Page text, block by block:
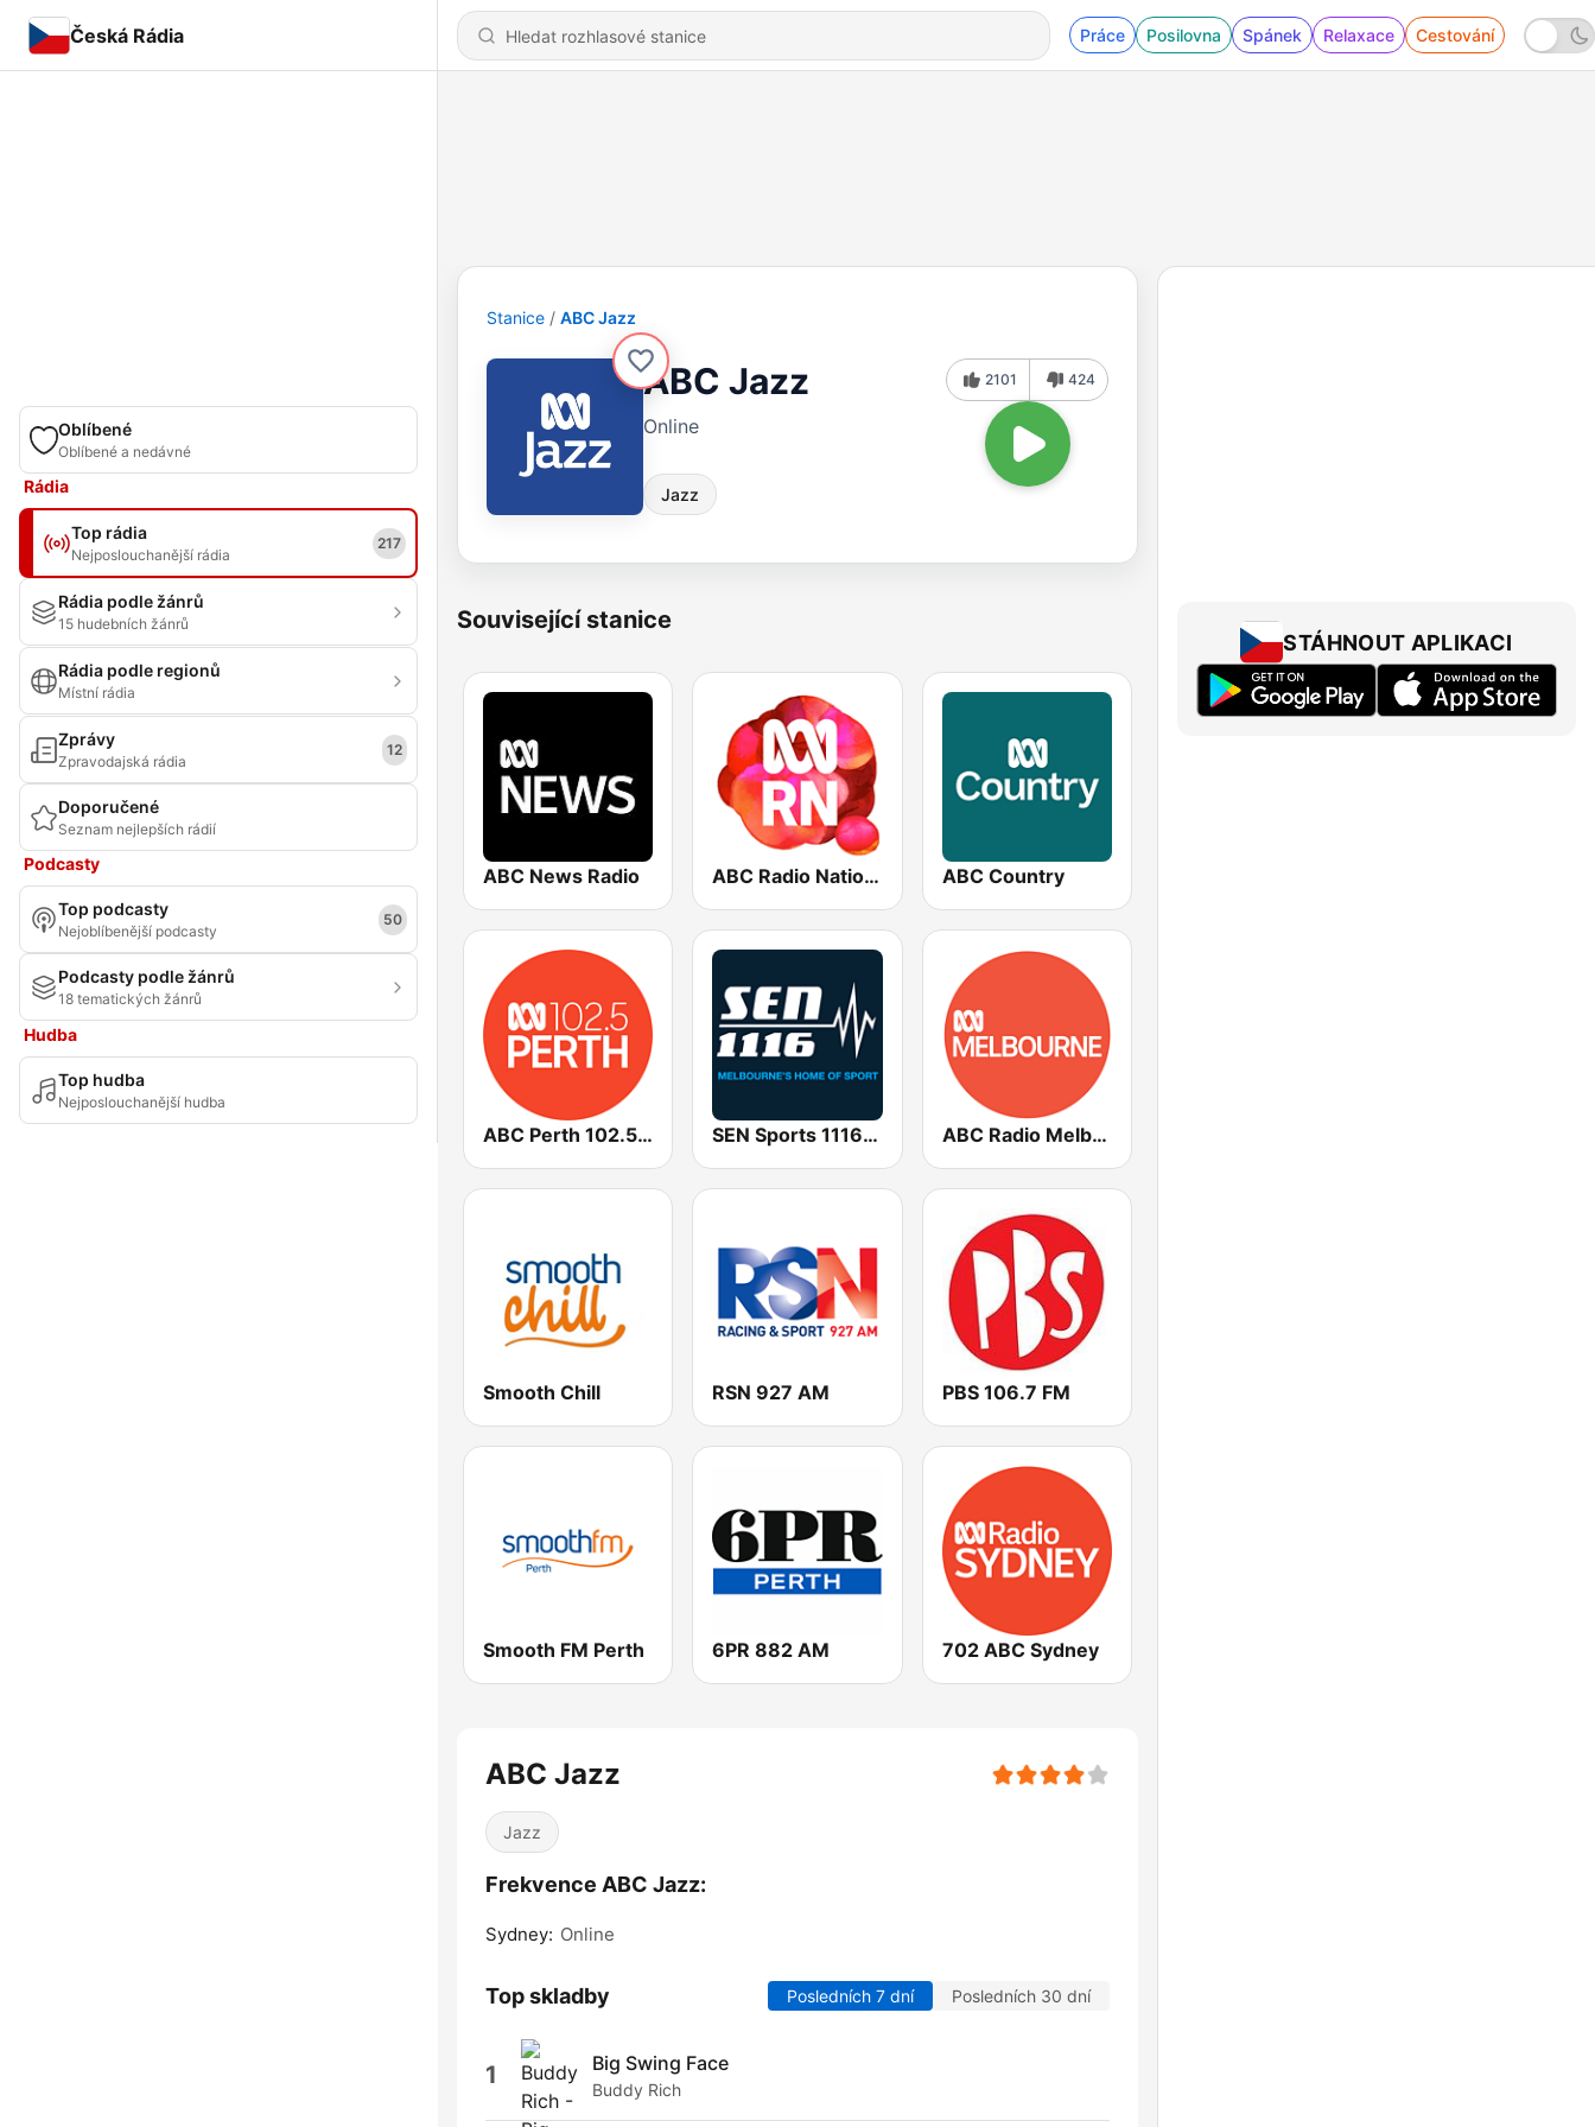
Česká Rádia Práce Posilovna Spánek Relaxace Cestování
Oblíbené
Oblíbené a nedávné
Rádia
Top rádia
Nejposlouchanější rádia
217
Rádia podle žánrů
15 hudebních žánrů
Rádia podle regionů
Místní rádia
Zprávy
Zpravodajská rádia
12
Doporučené
Seznam nejlepších rádií
Podcasty
Top podcasty
Nejoblíbenější podcasty
50
Podcasty podle žánrů
18 tematických žánrů
Hudba
Top hudba
Nejposlouchanější hudba
Stanice ABC Jazz
ABC Jazz
Online
Jazz
2101 424
Související stanice
ABC News Radio ABC Radio National ABC Country
ABC Perth 102.5 FM SEN Sports 1116 AM ABC Radio Melbourne
Smooth Chill RSN 927 AM PBS 106.7 FM
Smooth FM Perth 6PR 882 AM 702 ABC Sydney
ABC Jazz
Jazz
Frekvence ABC Jazz:
Sydney: Online
Top skladby Posledních 7 dní Posledních 30 dní
1 Big Swing Face
Buddy Rich
STÁHNOUT APLIKACI